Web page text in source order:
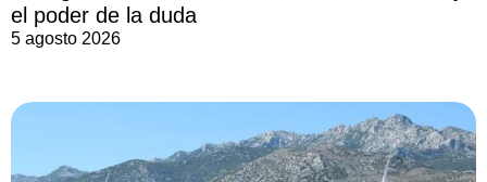
el poder de la duda
5 agosto 2026